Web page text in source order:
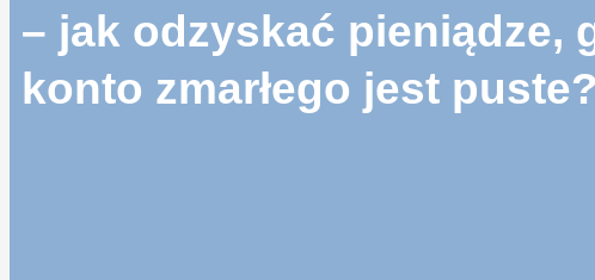
– jak odzyskać pieniądze,
konto zmarłego jest puste?